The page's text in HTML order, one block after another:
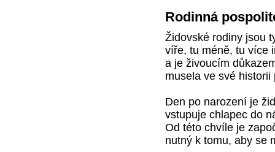
Rodinná
Židovské rodiny jsou
víře, tu méně, tu více
a je živoucím
musela ve své
Den po narození je
vstupuje chlapec do
Od této chvíle je
nutný k tomu, aby se